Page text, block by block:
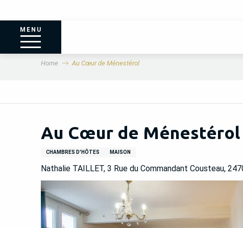
MENU
Home Au Cœur de Ménestérol
Au Cœur de Ménestérol
CHAMBRES D'HÔTES MAISON
Nathalie TAILLET, 3 Rue du Commandant Cousteau,